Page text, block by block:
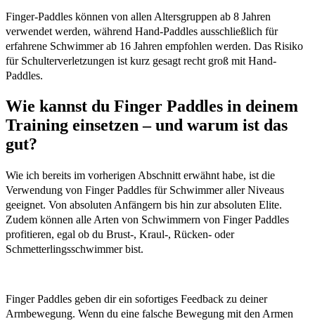
Finger-Paddles können von allen Altersgruppen ab 8 Jahren
verwendet werden, während Hand-Paddles ausschließlich für
erfahrene Schwimmer ab 16 Jahren empfohlen werden. Das Risiko
für Schulterverletzungen ist kurz gesagt recht groß mit Hand-
Paddles.
Wie kannst du Finger Paddles in deinem
Training einsetzen – und warum ist das
gut?
Wie ich bereits im vorherigen Abschnitt erwähnt habe, ist die
Verwendung von Finger Paddles für Schwimmer aller Niveaus
geeignet. Von absoluten Anfängern bis hin zur absoluten Elite.
Zudem können alle Arten von Schwimmern von Finger Paddles
profitieren, egal ob du Brust-, Kraul-, Rücken- oder
Schmetterlingsschwimmer bist.
Finger Paddles geben dir ein sofortiges Feedback zu deiner
Armbewegung. Wenn du eine falsche Bewegung mit den Armen